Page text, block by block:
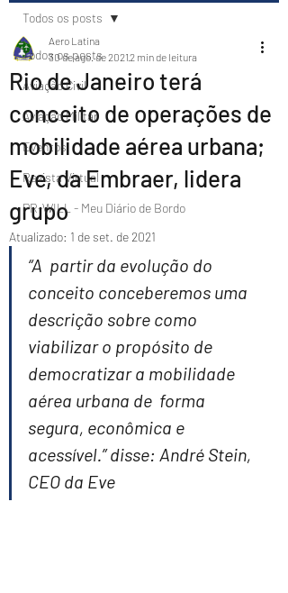
Todos os posts
Aviação Civil
Aviação Militar
Eventos
Revista Virtual
PR-WILL - Meu Diário de Bordo
Todos os posts
Rio de Janeiro terá
conceito de operações de
mobilidade aérea urbana;
Eve, da Embraer, lidera
grupo
Aero Latina
30 de ago. de 20212 min de leitura
Atualizado: 1 de set. de 2021
“A  partir da evolução do
conceito conceberemos uma
descrição sobre como
viabilizar o propósito de
democratizar a mobilidade
aérea urbana de  forma
segura, econômica e
acessível.” disse: André Stein,
CEO da Eve